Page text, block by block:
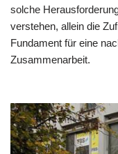
solche
verstehen, allein die
Fundament für eine
Zusammenarbeit.